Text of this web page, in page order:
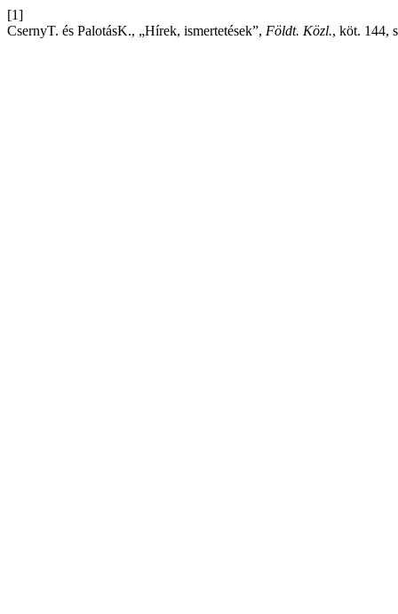
[1]
CsernyT. és PalotásK., „Hírek, ismertetések”, Földt. Közl., köt. 144,